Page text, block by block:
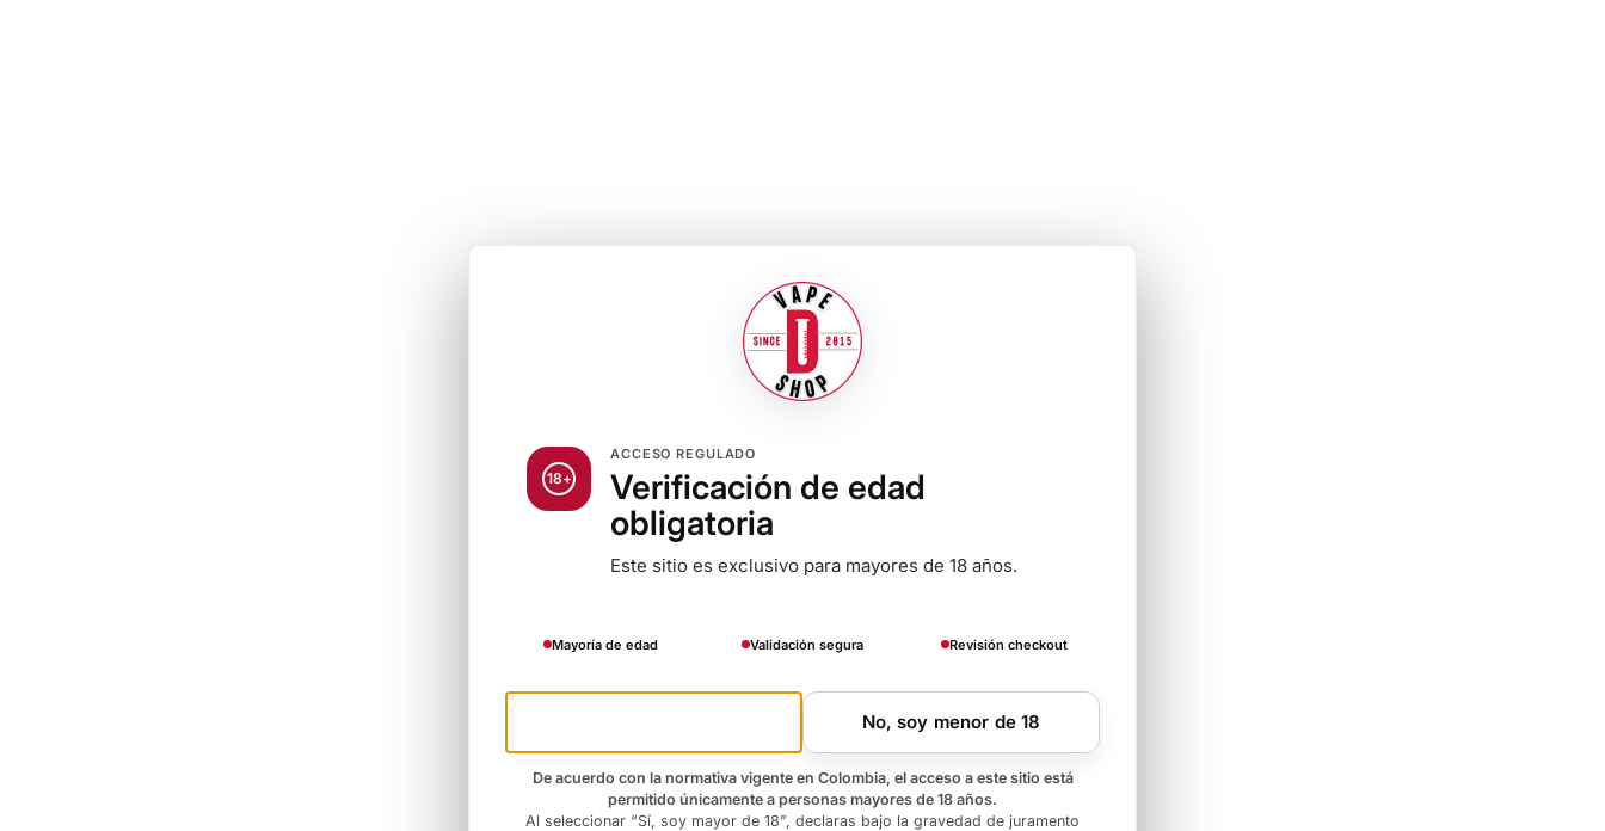
18+
ACCESO REGULADO
Verificación de edad
obligatoria
Este sitio es exclusivo para mayores de 18 años.
Mayoría de edad Validación segura Revisión checkout
No, soy menor de 18
De acuerdo con la normativa vigente en Colombia, el acceso a este sitio está
permitido únicamente a personas mayores de 18 años.
Al seleccionar “Sí, soy mayor de 18”, declaras bajo la gravedad de juramento